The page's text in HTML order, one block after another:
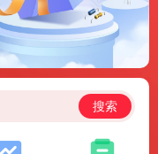
搜索